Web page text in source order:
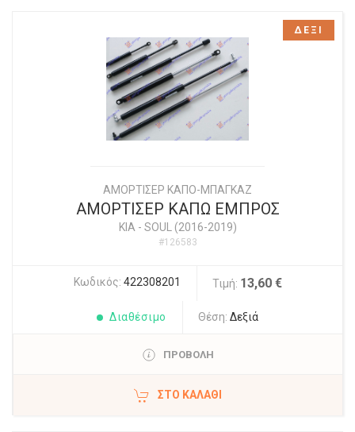
ΑΜΟΡΤΙΣΕΡ ΚΑΠΟ-ΜΠΑΓΚΑΖ
ΑΜΟΡΤΙΣΕΡ ΚΑΠΩ ΕΜΠΡΟΣ
KIA - SOUL (2016-2019)
#126583
Κωδικός: 422308201 Τιμή: 13,60 €
Διαθέσιμο Θέση: Δεξιά
ΠΡΟΒΟΛΗ
ΣΤΟ ΚΑΛΆΘΙ
ΔΕΞΙ